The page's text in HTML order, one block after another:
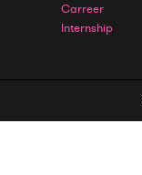
Carreer
Internship